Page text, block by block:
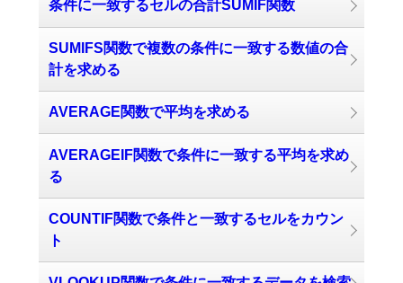
条件に一致するセルの合計SUMIF関数
SUMIFS関数で複数の条件に一致する数値の合
計を求める
AVERAGE関数で平均を求める
AVERAGEIF関数で条件に一致する平均を求め
る
COUNTIF関数で条件と一致するセルをカウン
ト